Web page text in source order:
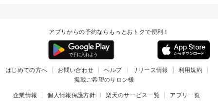
アプリからの予約ならもっとおトクで便利！
はじめての方へ お問い合わせ ヘルプ リリース情報
利用規約
掲載ご希望のサロン様
企業情報 個人情報保護方針 楽天のサービス一覧 アプリ一覧